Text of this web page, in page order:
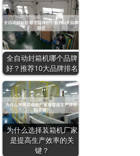
全自动封箱机哪个品牌
好？推荐10大品牌排名
为什么选择装箱机厂家
是提高生产效率的关
键？